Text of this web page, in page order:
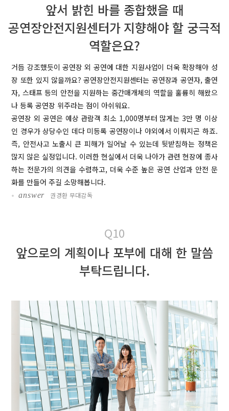
앞서 밝힌 바를 종합했을 때
공연장안전지원센터가 지향해야 할 궁극적
역할은요?
거듭 강조했듯이 공연장 외 공연에 대한 지원사업이 더욱 확장해야 성
장 또한 있지 않을까요? 공연장안전지원센터는 공연장과 공연자, 출연
자, 스태프 등의 안전을 지원하는 중간매개체의 역할을 훌륭히 해왔으
나 등록 공연장 위주라는 점이 아쉬워요.
공연장 외 공연은 예상 관람객 최소 1,000명부터 많게는 3만 명 이상
인 경우가 상당수인 데다 미등록 공연장이나 야외에서 이뤄지곤 하죠.
즉, 안전사고 노출시 큰 피해가 일어날 수 있는데 뒷받침하는 정책은
많지 않은 실정입니다. 이러한 현실에서 더욱 나아가 관련 현장에 종사
하는 전문가의 의견을 수렴하고, 더욱 수준 높은 공연 산업과 안전 문
화를 만들어 주길 소망해봅니다.
• answer 권경환 무대감독
Q10
앞으로의 계획이나 포부에 대해 한 말씀
부탁드립니다.